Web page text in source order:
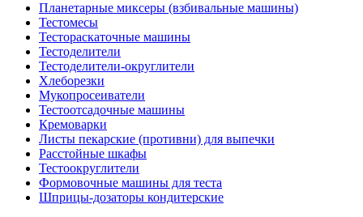
Планетарные миксеры (взбивальные машины)
Тестомесы
Тестораскаточные машины
Тестоделители
Тестоделители-округлители
Хлеборезки
Мукопросеиватели
Тестоотсадочные машины
Кремоварки
Листы пекарские (противни) для выпечки
Расстойные шкафы
Тестоокруглители
Формовочные машины для теста
Шприцы-дозаторы кондитерские